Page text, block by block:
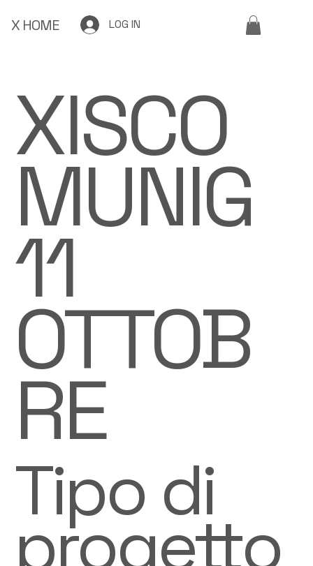
X HOME LOG IN
XISCO
MUNIG
11
OTTOB
RE
Tipo di
progetto